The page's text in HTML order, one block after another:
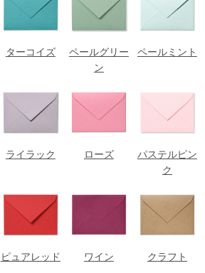
ターコイズ
ペールグリー
ン
ペールミント
ライラック ローズ
パステルピン
ク
ピュアレッド ワイン クラフト